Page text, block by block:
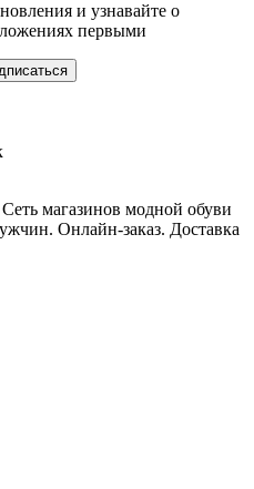
и узнавайте о
первыми
магазинов модной обуви
Онлайн-заказ. Доставка